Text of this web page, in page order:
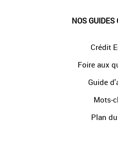
NOS GUIDES
Crédit
Foire aux
Guide
Mots-
Plan